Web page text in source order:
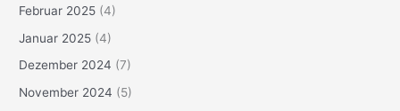
Februar 2025 (4)
Januar 2025 (4)
Dezember 2024 (7)
November 2024 (5)